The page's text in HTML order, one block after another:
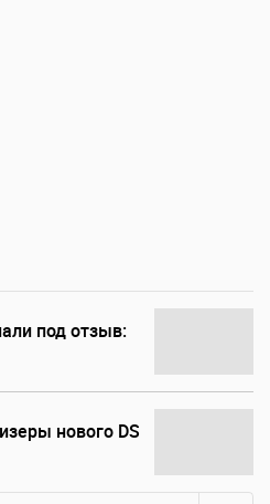
под отзыв:
нового DS